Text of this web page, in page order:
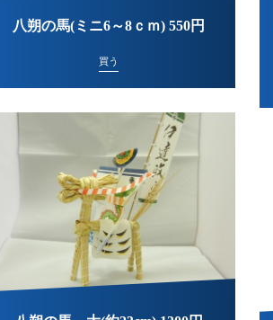
八朔の馬(ミニ6～8ｃｍ) 550円
買う